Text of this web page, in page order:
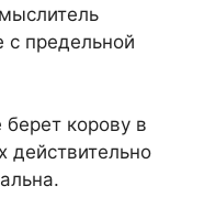
с предельной
корову в
действительно